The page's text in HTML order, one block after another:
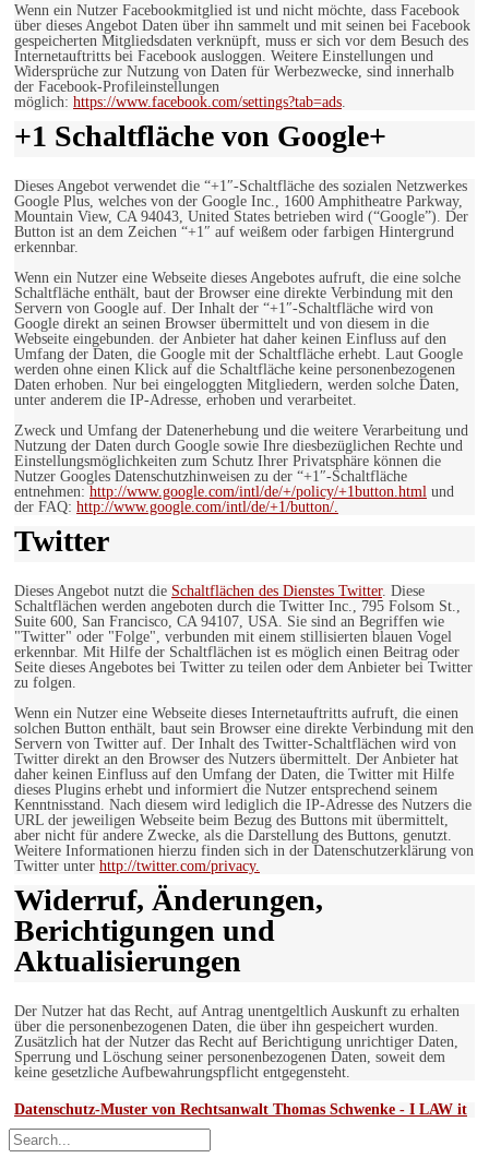
Wenn ein Nutzer Facebookmitglied ist und nicht möchte, dass Facebook
über dieses Angebot Daten über ihn sammelt und mit seinen bei Facebook
gespeicherten Mitgliedsdaten verknüpft, muss er sich vor dem Besuch des
Internetauftritts bei Facebook ausloggen. Weitere Einstellungen und
Widersprüche zur Nutzung von Daten für Werbezwecke, sind innerhalb
der Facebook-Profileinstellungen
möglich: https://www.facebook.com/settings?tab=ads
+1 Schaltfläche von Google+
Dieses Angebot verwendet die “+1″-Schaltfläche des sozialen Netzwerkes
Google Plus, welches von der Google Inc., 1600 Amphitheatre Parkway,
Mountain View, CA 94043, United States betrieben wird (“Google”). Der
Button ist an dem Zeichen “+1″ auf weißem oder farbigen Hintergrund
erkennbar.
Wenn ein Nutzer eine Webseite dieses Angebotes aufruft, die eine solche
Schaltfläche enthält, baut der Browser eine direkte Verbindung mit den
Servern von Google auf. Der Inhalt der “+1″-Schaltfläche wird von
Google direkt an seinen Browser übermittelt und von diesem in die
Webseite eingebunden. der Anbieter hat daher keinen Einfluss auf den
Umfang der Daten, die Google mit der Schaltfläche erhebt. Laut Google
werden ohne einen Klick auf die Schaltfläche keine personenbezogenen
Daten erhoben. Nur bei eingeloggten Mitgliedern, werden solche Daten,
unter anderem die IP-Adresse, erhoben und verarbeitet.
Zweck und Umfang der Datenerhebung und die weitere Verarbeitung und
Nutzung der Daten durch Google sowie Ihre diesbezüglichen Rechte und
Einstellungsmöglichkeiten zum Schutz Ihrer Privatsphäre können die
Nutzer Googles Datenschutzhinweisen zu der “+1″-Schaltfläche
entnehmen: http://www.google.com/intl/de/+/policy/+1button.html und
der FAQ: http://www.google.com/intl/de/+1/button/.
Twitter
Dieses Angebot nutzt die Schaltflächen des Dienstes Twitter. Diese
Schaltflächen werden angeboten durch die Twitter Inc., 795 Folsom St.,
Suite 600, San Francisco, CA 94107, USA. Sie sind an Begriffen wie
"Twitter" oder "Folge", verbunden mit einem stillisierten blauen Vogel
erkennbar. Mit Hilfe der Schaltflächen ist es möglich einen Beitrag oder
Seite dieses Angebotes bei Twitter zu teilen oder dem Anbieter bei Twitter
zu folgen.
Wenn ein Nutzer eine Webseite dieses Internetauftritts aufruft, die einen
solchen Button enthält, baut sein Browser eine direkte Verbindung mit den
Servern von Twitter auf. Der Inhalt des Twitter-Schaltflächen wird von
Twitter direkt an den Browser des Nutzers übermittelt. Der Anbieter hat
daher keinen Einfluss auf den Umfang der Daten, die Twitter mit Hilfe
dieses Plugins erhebt und informiert die Nutzer entsprechend seinem
Kenntnisstand. Nach diesem wird lediglich die IP-Adresse des Nutzers die
URL der jeweiligen Webseite beim Bezug des Buttons mit übermittelt,
aber nicht für andere Zwecke, als die Darstellung des Buttons, genutzt.
Weitere Informationen hierzu finden sich in der Datenschutzerklärung von
Twitter unter http://twitter.com/privacy.
Widerruf, Änderungen,
Berichtigungen und
Aktualisierungen
Der Nutzer hat das Recht, auf Antrag unentgeltlich Auskunft zu erhalten
über die personenbezogenen Daten, die über ihn gespeichert wurden.
Zusätzlich hat der Nutzer das Recht auf Berichtigung unrichtiger Daten,
Sperrung und Löschung seiner personenbezogenen Daten, soweit dem
keine gesetzliche Aufbewahrungspflicht entgegensteht.
Datenschutz-Muster von Rechtsanwalt Thomas Schwenke - I LAW it